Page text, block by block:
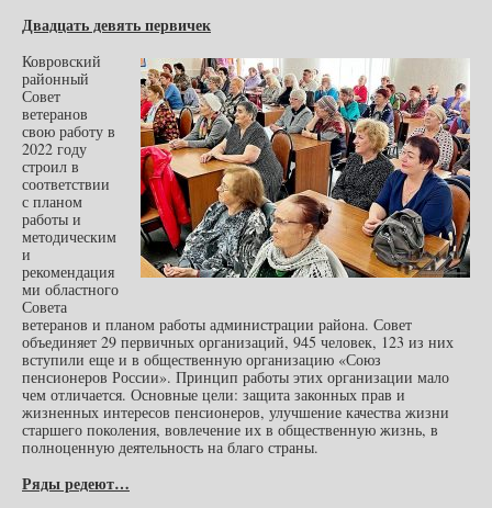
Двадцать девять первичек
Ковровский
районный
Совет
ветеранов
свою работу в
2022 году
строил в
соответствии
с планом
работы и
методическим
и
рекомендация
ми областного
Совета
ветеранов и планом работы администрации района. Совет
объединяет 29 первичных организаций, 945 человек, 123 из них
вступили еще и в общественную организацию «Союз
пенсионеров России». Принцип работы этих организации мало
чем отличается. Основные цели: защита законных прав и
жизненных интересов пенсионеров, улучшение качества жизни
старшего поколения, вовлечение их в общественную жизнь, в
полноценную деятельность на благо страны.
Ряды редеют…